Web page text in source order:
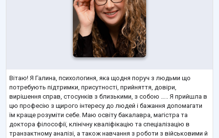
Вітаю! Я Галина, психологиня, яка щодня поруч з людьми що
потребують підтримки, присутності, прийняття, довіри,
вирішення справ, стосунків з близькими, з собою ….. Я прийшла в
цю професію з щирого інтересу до людей і бажання допомагати
їм краще розуміти себе. Маю освіту бакалавра, магістра та
доктора філософії, клінічну кваліфікацію та спеціалізацію в
транзактному аналізі, а також навчання з роботи з військовими й